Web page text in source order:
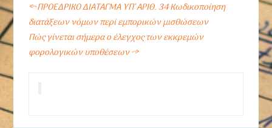
←ΠΡΟΕΔΡΙΚΟ ΔΙΑΤΑΓΜΑ ΥΠ’ ΑΡΙΘ. 34 Κωδικοποίηση
διατάξεων νόμων περί εμπορικών μισθώσεων
Πώς γίνεται σήμερα ο έλεγχος των εκκρεμών
φορολογικών υποθέσεων→